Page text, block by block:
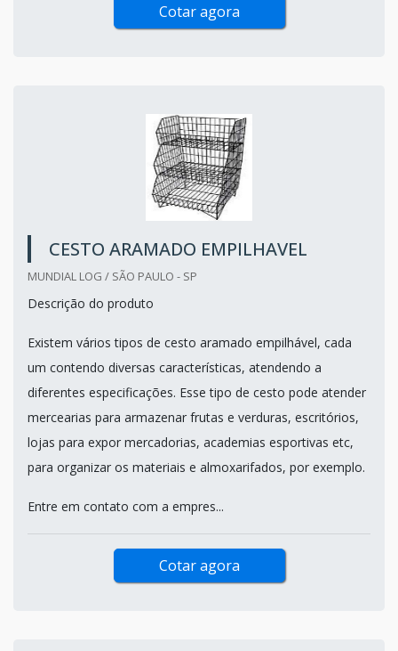
Cotar agora
CESTO ARAMADO EMPILHAVEL
MUNDIAL LOG / SÃO PAULO - SP
Descrição do produto
Existem vários tipos de cesto aramado empilhável, cada
um contendo diversas características, atendendo a
diferentes especificações. Esse tipo de cesto pode atender
mercearias para armazenar frutas e verduras, escritórios,
lojas para expor mercadorias, academias esportivas etc,
para organizar os materiais e almoxarifados, por exemplo.
Entre em contato com a empres...
Cotar agora